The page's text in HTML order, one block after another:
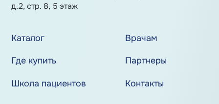
д.2, стр. 8, 5 этаж
Каталог
Врачам
Где купить
Партнеры
Школа пациентов
Контакты